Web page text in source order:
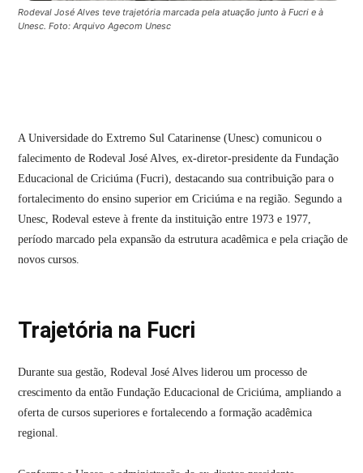
Rodeval José Alves teve trajetória marcada pela atuação junto à Fucri e à
Unesc. Foto: Arquivo Agecom Unesc
A Universidade do Extremo Sul Catarinense (Unesc) comunicou o
falecimento de Rodeval José Alves, ex-diretor-presidente da Fundação
Educacional de Criciúma (Fucri), destacando sua contribuição para o
fortalecimento do ensino superior em Criciúma e na região. Segundo a
Unesc, Rodeval esteve à frente da instituição entre 1973 e 1977,
período marcado pela expansão da estrutura acadêmica e pela criação de
novos cursos.
Trajetória na Fucri
Durante sua gestão, Rodeval José Alves liderou um processo de
crescimento da então Fundação Educacional de Criciúma, ampliando a
oferta de cursos superiores e fortalecendo a formação acadêmica
regional.